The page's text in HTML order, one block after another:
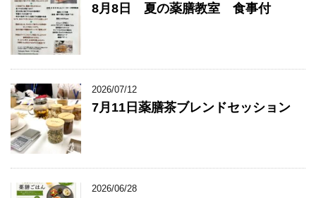
8月8日 夏の薬膳教室 食事付
2026/07/12
7月11日薬膳茶ブレンドセッション
2026/06/28